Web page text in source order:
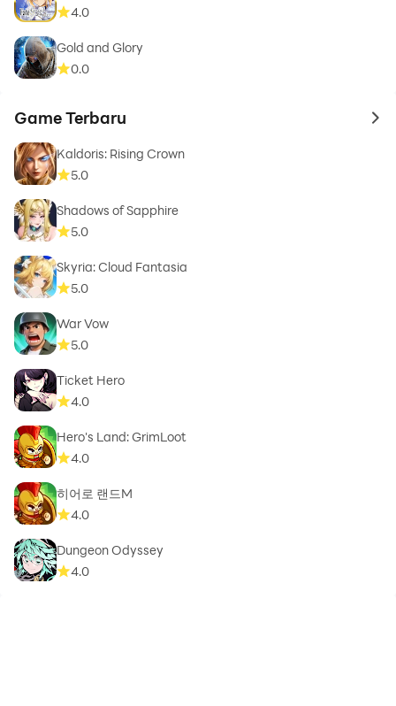
4.0
Gold and Glory
0.0
Game Terbaru to
Kaldoris: Rising Crown
5.0
Shadows of Sapphire
5.0
Skyria: Cloud Fantasia
5.0
War Vow
5.0
Ticket Hero
4.0
Hero's Land: GrimLoot
4.0
히어로 랜드M
4.0
Dungeon Odyssey
4.0